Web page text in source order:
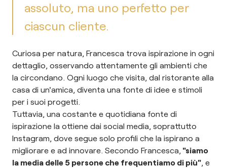
assoluto, ma uno perfetto per
ciascun cliente.
Curiosa per natura, Francesca trova ispirazione in ogni
dettaglio, osservando attentamente gli ambienti che
la circondano. Ogni luogo che visita, dal ristorante alla
casa di un'amica, diventa una fonte di idee e stimoli
per i suoi progetti.
Tuttavia, una costante e quotidiana fonte di
ispirazione la ottiene dai social media, soprattutto
Instagram, dove segue solo profili che la ispirano a
migliorare e ad innovare. Secondo Francesca, "siamo
la media delle 5 persone che frequentiamo di più", e